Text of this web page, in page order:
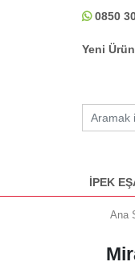
0850
Yeni
İPEK
Ana